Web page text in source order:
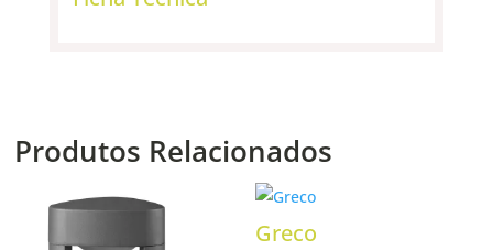
Produtos Relacionados
Greco